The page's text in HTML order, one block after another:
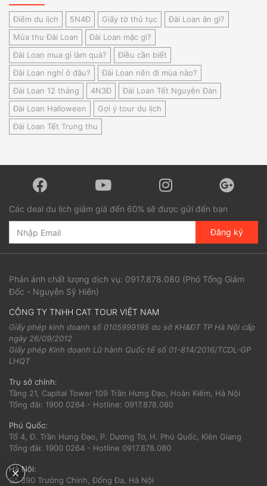
Điểm du lịch 5N4Đ Giấy tờ thủ tục
Đài Loan ăn gì?
Mùa thu Đài Loan
Đài Loan mặc gì?
Đài Loan mua gì làm quà?
Điều cần biết
Đài Loan nghỉ ở đâu?
Đài Loan nên đi mùa nào?
Đài Loan 12 tháng
4N3Đ
Đài Loan Tết Nguyên Đán
Đài Loan Halloween
Gợi ý tour du lịch
Đài Loan Tết Trung thu
Các deal du lịch giảm giá đến 60% sẽ được gửi đến bạn
Đăng ký
Phản ánh chất lượng dịch vụ: 0917.878.080 (Phó Tổng Giám
Đốc - Nguyễn Sỹ Hiển)
CÔNG TY TNHH CAT TOUR VIỆT NAM
Giấy phép kinh doanh số 0105999195 do sở KH&ĐT TP Hà Nội cấp
ngày 26/09/2012
Giấy phép Kinh doanh Lữ hành Quốc tế số 01-814/2016/TCDL-GP
LHQT
Trụ sở chính:
Tầng 21, Capital Tower 109 Trần Hưng Đạo, Hoàn Kiếm, Hà Nội
Tổng đài: 1900 0264 - Hotline: 0917.878.080
Phú Quốc:
Tổ 4, Đ. Trần Hưng Đạo, P. Dương Tơ, H. Phú Quốc, Kiên Giang
Tổng đài: 1900 0264 - Hotline 0917.878.080
Hà Nội:
Số 390 Trường Chinh, Đống Đa, Hà Nội